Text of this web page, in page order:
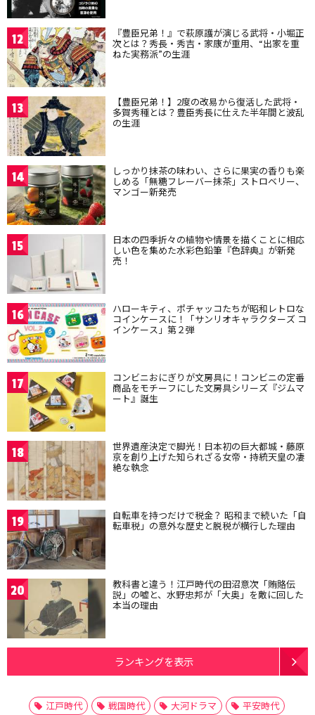
12 『豊臣兄弟！』で萩原護が演じる武将・小堀正
次とは？秀長・秀吉・家康が重用、“出家を重
ねた実務派”の生涯
13 【豊臣兄弟！】2度の改易から復活した武将・
多賀秀種とは？豊臣秀長に仕えた半年間と波乱
の生涯
14 しっかり抹茶の味わい、さらに果実の香りも楽
しめる「無糖フレーバー抹茶」ストロベリー、
マンゴー新発売
15 日本の四季折々の植物や情景を描くことに相応
しい色を集めた水彩色鉛筆『色辞典』が新発
売！
16 ハローキティ、ポチャッコたちが昭和レトロな
コインケースに！「サンリオキャラクターズ コ
インケース」第２弾
17 コンビニおにぎりが文房具に！コンビニの定番
商品をモチーフにした文房具シリーズ『ジムマ
ート』誕生
18 世界遺産決定で脚光！日本初の巨大都城・藤原
京を創り上げた知られざる女帝・持統天皇の凄
絶な執念
19 自転車を持つだけで税金？ 昭和まで続いた「自
転車税」の意外な歴史と脱税が横行した理由
20 教科書と違う！江戸時代の田沼意次「賄賂伝
説」の嘘と、水野忠邦が「大奥」を敵に回した
本当の理由
ランキングを表示
江戸時代 戦国時代 大河ドラマ
平安時代